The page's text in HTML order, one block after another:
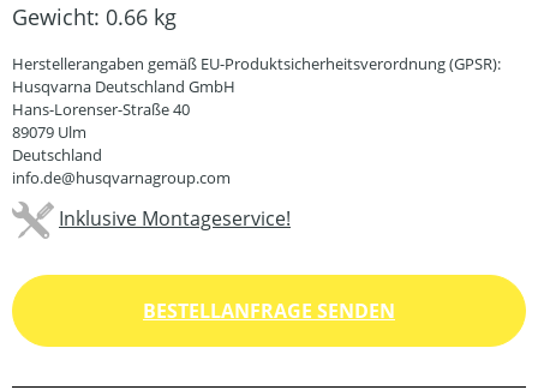
Gewicht: 0.66 kg
Herstellerangaben gemäß EU-Produktsicherheitsverordnung (GPSR):
Husqvarna Deutschland GmbH
Hans-Lorenser-Straße 40
89079 Ulm
Deutschland
info.de@husqvarnagroup.com
Inklusive Montageservice!
BESTELLANFRAGE SENDEN